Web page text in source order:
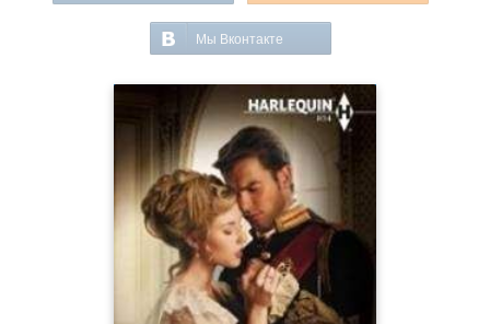
Мы Вконтакте